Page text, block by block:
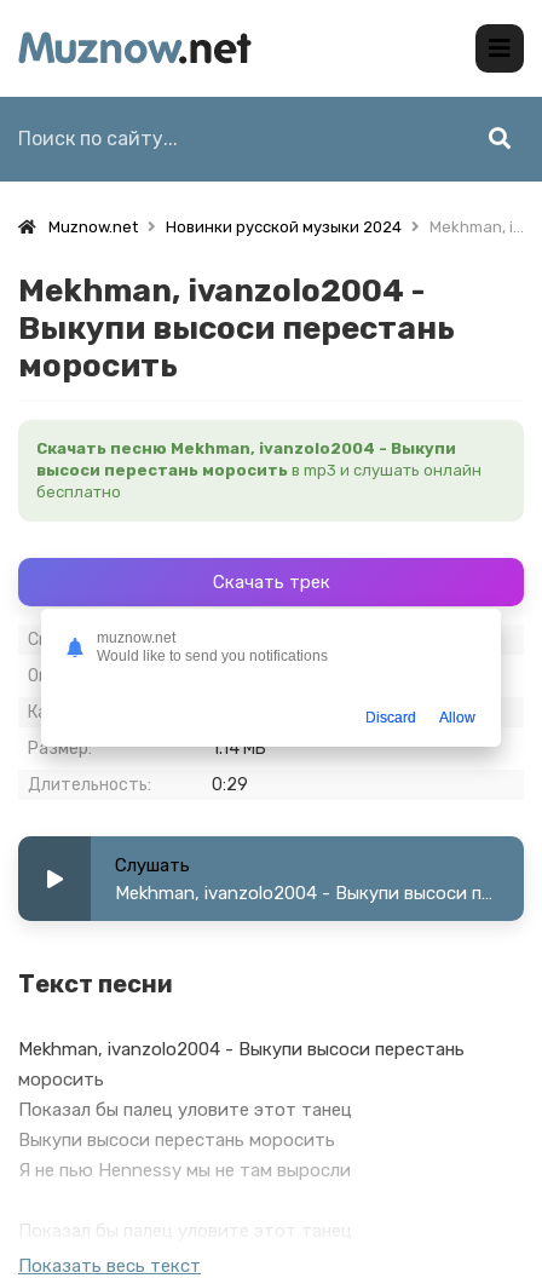
Muznow.net Новинки русской музыки 2024 Mekhman, ivanzolo2004 - Выкупи высоси перестань моросить
Mekhman, ivanzolo2004 -
Выкупи высоси перестань
моросить
Скачать песню Mekhman, ivanzolo2004 - Выкупи
высоси перестань моросить в mp3 и слушать онлайн
бесплатно
Скачать трек
Скачиваний:
Опубликовано:
Качество:
Размер:
1.14 МБ
Длительность:
0:29
Слушать
Mekhman, ivanzolo2004 - Выкупи высоси перестань моросить
Текст песни
Mekhman, ivanzolo2004 - Выкупи высоси перестань
моросить
Показал бы палец уловите этот танец
Выкупи высоси перестань моросить
Я не пью Hennessy мы не там выросли
Показал бы палец уловите этот танец
Выкупи высоси перестань моросить
Показать весь текст
muznow.net
Would like to send you notifications
Discard Allow